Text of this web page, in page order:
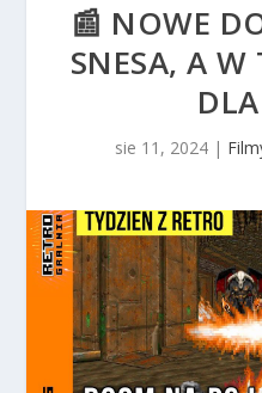
📰 NOWE
SNESA, A W
sie 11, 2024|